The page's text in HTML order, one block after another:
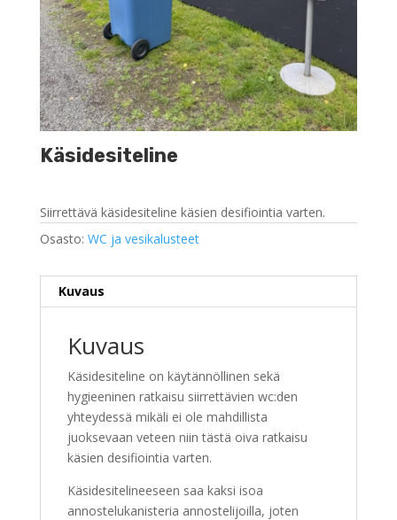
Käsidesiteline
Siirrettävä käsidesiteline käsien desifiointia varten.
Osasto: WC ja vesikalusteet
Kuvaus
Kuvaus
Käsidesiteline on käytännöllinen sekä
hygieeninen ratkaisu siirrettävien wc:den
yhteydessä mikäli ei ole mahdillista
juoksevaan veteen niin tästä oiva ratkaisu
käsien desifiointia varten.
Käsidesitelineeseen saa kaksi isoa
annostelukanisteria annostelijoilla, joten